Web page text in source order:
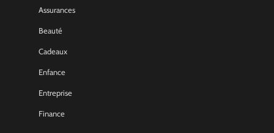
Assurances
Beauté
Cadeaux
Enfance
Entreprise
Finance